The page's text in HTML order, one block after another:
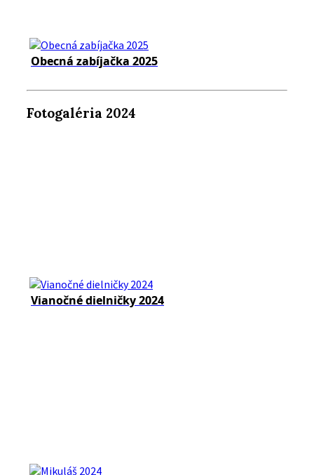
Obecná zabíjačka 2025
Fotogaléria 2024
Vianočné dielničky 2024